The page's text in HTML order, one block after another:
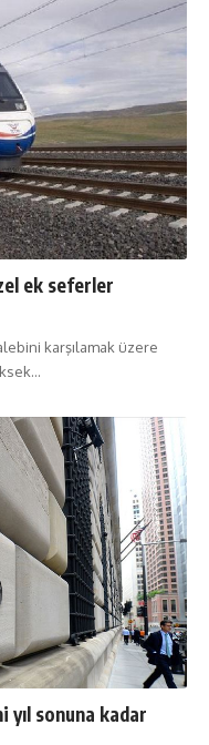
ek seferler
karşılamak üzere
yıl sonuna kadar